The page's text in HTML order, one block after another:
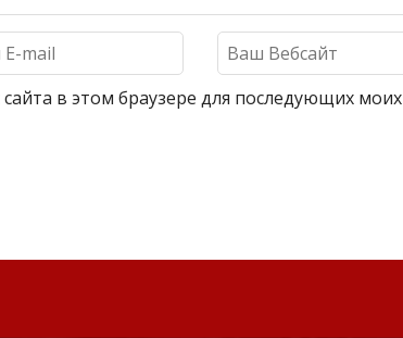
в этом браузере для последующих моих